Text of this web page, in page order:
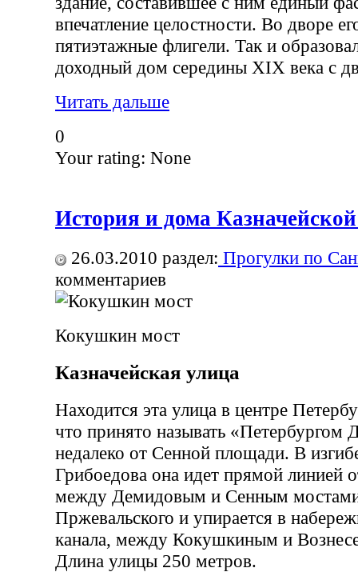
впечатление целостности. Во дворе
пятиэтажные флигели. Так и
доходный дом середины XIX века с
Читать дальше
0
Your rating: None
История и дома
26.03.2010 раздел: Прогулки по
комментариев
Кокушкин мост
Казначейская улица
Находится эта улица в центре
что принято называть «Петербургом
недалеко от Сенной площади. В
Грибоедова она идет прямой линией
между Демидовым и Сенным
Пржевальского и упирается в
канала, между Кокушкиным и
Длина улицы 250 метров.